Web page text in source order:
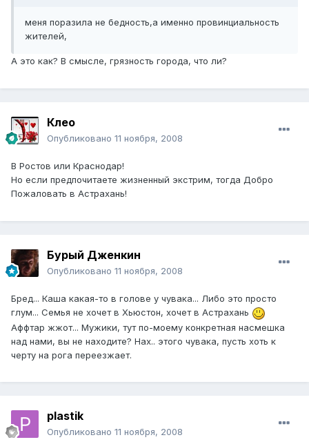
меня поразила не бедность,а именно провинциальность
жителей,
А это как? В смысле, грязность города, что ли?
Клеo
Опубликовано 11 ноября, 2008
В Ростов или Краснодар!
Но если предпочитаете жизненный экстрим, тогда Добро
Пожаловать в Астрахань!
Бурый Дженкин
Опубликовано 11 ноября, 2008
Бред... Каша какая-то в голове у чувака... Либо это просто
глум... Семья не хочет в Хьюстон, хочет в Астрахань
Аффтар жжот... Мужики, тут по-моему конкретная насмешка
над нами, вы не находите? Нах.. этого чувака, пусть хоть к
черту на рога переезжает.
plastik
Опубликовано 11 ноября, 2008